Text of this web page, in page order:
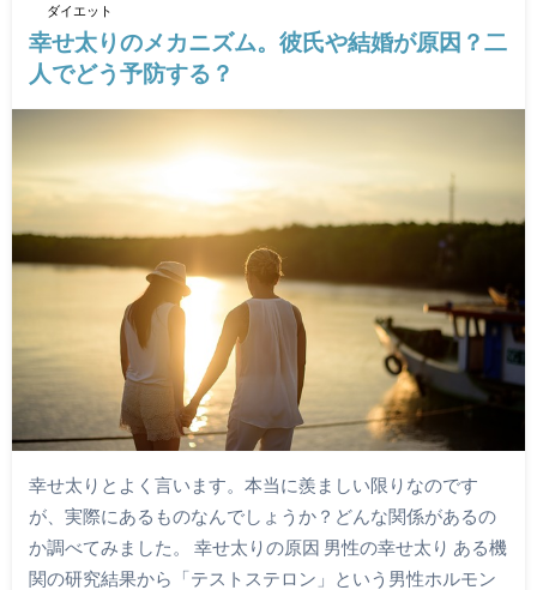
ダイエット
幸せ太りのメカニズム。彼氏や結婚が原因？二
人でどう予防する？
幸せ太りとよく言います。本当に羨ましい限りなのです
が、実際にあるものなんでしょうか？どんな関係があるの
か調べてみました。 幸せ太りの原因 男性の幸せ太り ある機
関の研究結果から「テストステロン」という男性ホルモン